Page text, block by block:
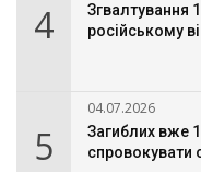
4
Згвалтування
російському
5
04.07.2026
Загиблих вже